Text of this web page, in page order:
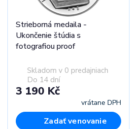
Strieborná medaila -
Ukončenie štúdia s
fotografiou proof
Skladom v 0 predajniach
Do 14 dní
3 190 Kč
vrátane DPH
Zadať venovanie